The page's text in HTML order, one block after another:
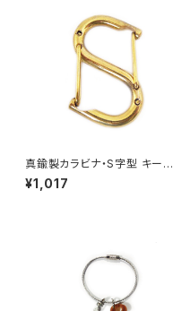
真鍮製カラビナ・S字型 キーホ
ルダー
¥1,017